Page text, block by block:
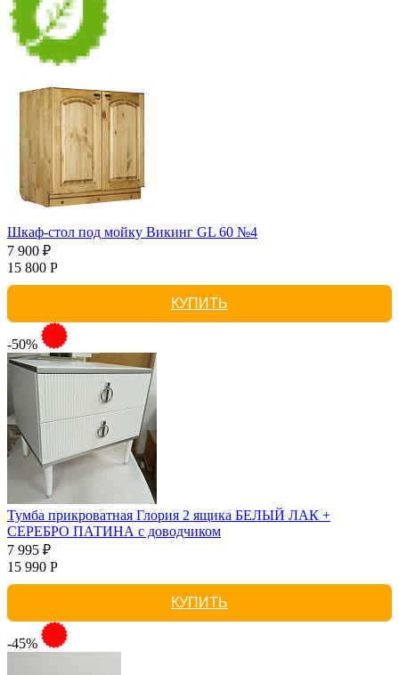
Шкаф-стол под мойку Викинг GL 60 №4
7 900 ₽
15 800 Р
КУПИТЬ
-50%
Тумба прикроватная Глория 2 ящика БЕЛЫЙ ЛАК +
СЕРЕБРО ПАТИНА с доводчиком
7 995 ₽
15 990 Р
КУПИТЬ
-45%